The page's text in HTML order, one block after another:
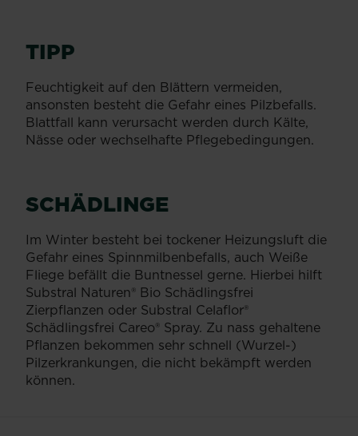
TIPP
Feuchtigkeit auf den Blättern vermeiden,
ansonsten besteht die Gefahr eines Pilzbefalls.
Blattfall kann verursacht werden durch Kälte,
Nässe oder wechselhafte Pflegebedingungen.
SCHÄDLINGE
Im Winter besteht bei tockener Heizungsluft die
Gefahr eines Spinnmilbenbefalls, auch Weiße
Fliege befällt die Buntnessel gerne. Hierbei hilft
Substral Naturen® Bio Schädlingsfrei
Zierpflanzen oder Substral Celaflor®
Schädlingsfrei Careo® Spray. Zu nass gehaltene
Pflanzen bekommen sehr schnell (Wurzel-)
Pilzerkrankungen, die nicht bekämpft werden
können.